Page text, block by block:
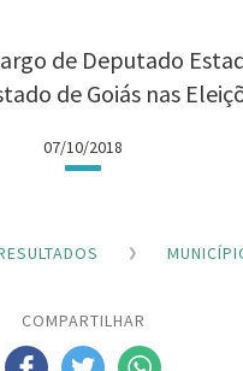
de Deputado
de Goiás nas
07/10/2018
COMPARTILHAR